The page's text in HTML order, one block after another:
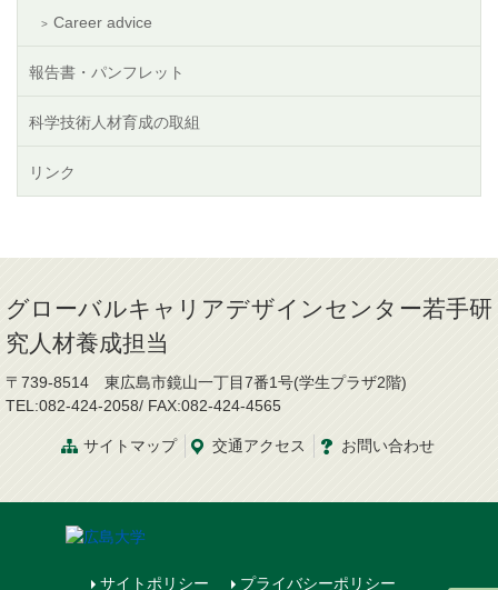
Career advice
報告書・パンフレット
科学技術人材育成の取組
リンク
グローバルキャリアデザインセンター若手研
究人材養成担当
〒739-8514 東広島市鏡山一丁目7番1号(学生プラザ2階)
TEL:082-424-2058/ FAX:082-424-4565
サイトマップ 交通アクセス お問い合わせ
サイトポリシー プライバシーポリシー